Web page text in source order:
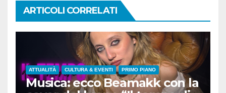
ARTICOLI CORRELATI
ATTUALITÀ CULTURA & EVENTI PRIMO PIANO
Musica: ecco Beamakk con la